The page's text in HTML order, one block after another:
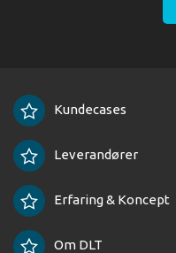
Kundecases
Leverandører
Erfaring & Koncept
Om DLT